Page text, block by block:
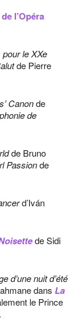
l’Opéra
le XXe
de Pierre
Canonde
de
de Bruno
Passionde
d’Iván
de Sidi
d’une nuit d’été
dans La
le Prince
.